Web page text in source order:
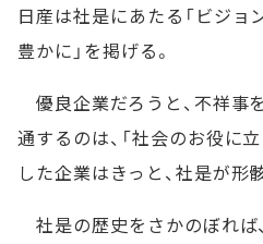
日産は社是にあたる「ビジョ
豊かに」を掲げる。
優良企業だろうと、不祥事
通するのは、「社会のお役に
した企業はきっと、社是が形
社是の歴史をさかのぼれば